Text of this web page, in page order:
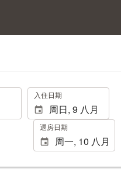
. 入住日期
退房日期